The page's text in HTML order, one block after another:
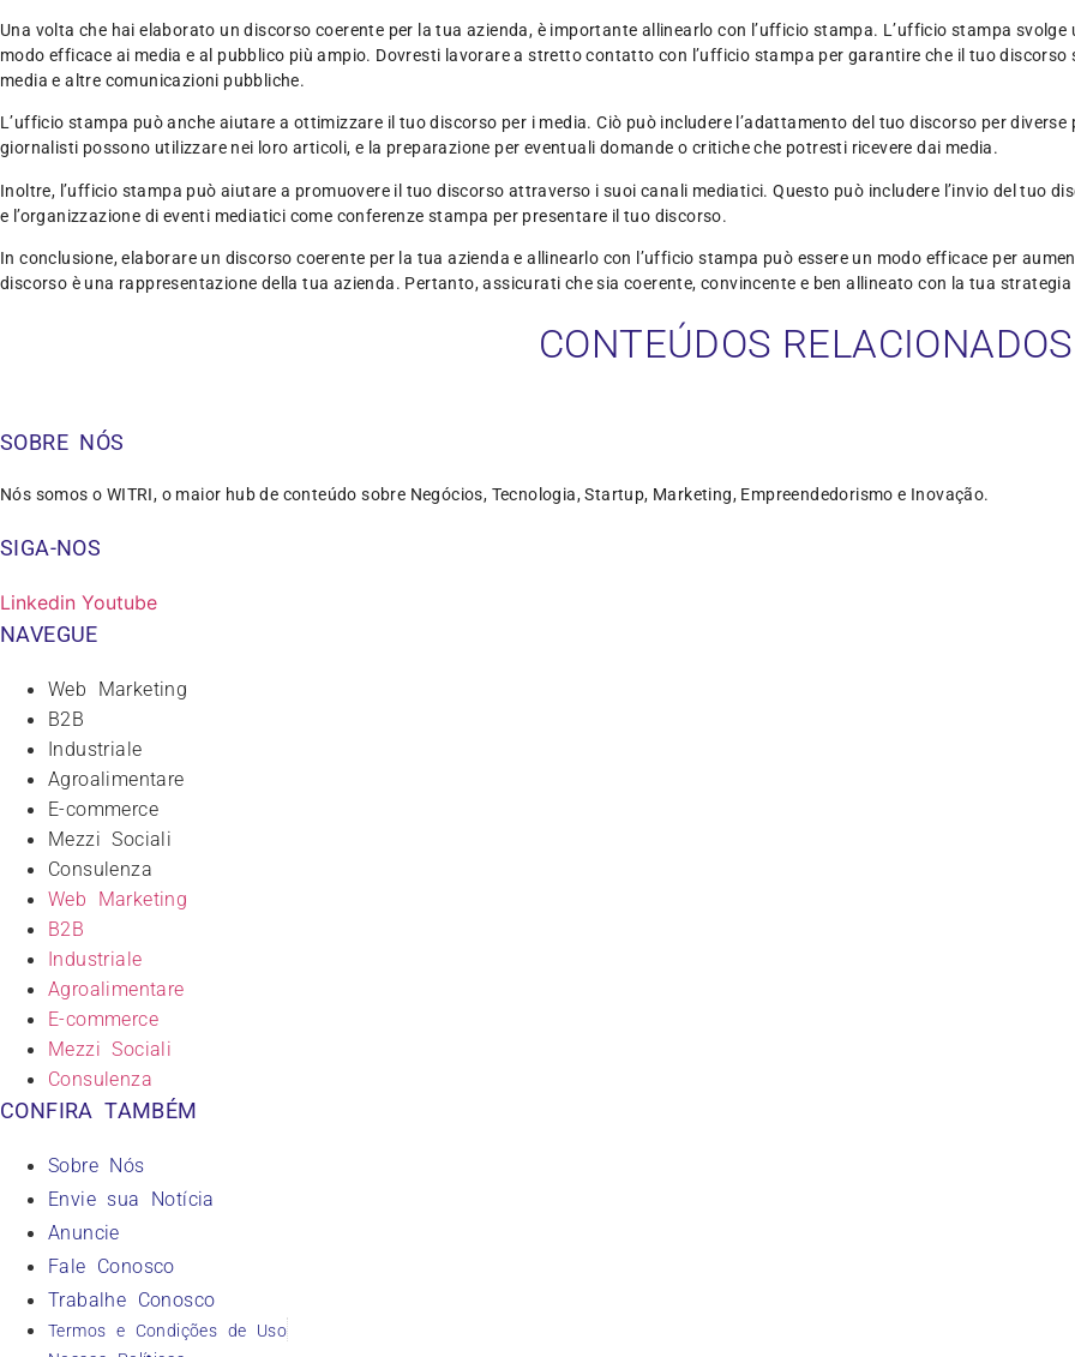
Una volta che hai elaborato un discorso coerente per la tua azienda, è importante allinearlo con l’ufficio stampa. L’ufficio stampa
modo efficace ai media e al pubblico più ampio. Dovresti lavorare a stretto contatto con l’ufficio stampa per garantire che il tuo
media e altre comunicazioni pubbliche.
L’ufficio stampa può anche aiutare a ottimizzare il tuo discorso per i media. Ciò può includere l’adattamento del tuo discorso per
giornalisti possono utilizzare nei loro articoli, e la preparazione per eventuali domande o critiche che potresti ricevere dai media.
Inoltre, l’ufficio stampa può aiutare a promuovere il tuo discorso attraverso i suoi canali mediatici. Questo può includere l’invio del tuo
e l’organizzazione di eventi mediatici come conferenze stampa per presentare il tuo discorso.
In conclusione, elaborare un discorso coerente per la tua azienda e allinearlo con l’ufficio stampa può essere un modo efficace per
discorso è una rappresentazione della tua azienda. Pertanto, assicurati che sia coerente, convincente e ben allineato con la tua
CONTEÚDOS RELACIONADOS
SOBRE NÓS
Nós somos o WITRI, o maior hub de conteúdo sobre Negócios, Tecnologia, Startup, Marketing, Empreendedorismo e Inovação.
SIGA-NOS
Linkedin Youtube
NAVEGUE
Web Marketing
B2B
Industriale
Agroalimentare
E-commerce
Mezzi Sociali
Consulenza
Web Marketing
B2B
Industriale
Agroalimentare
E-commerce
Mezzi Sociali
Consulenza
CONFIRA TAMBÉM
Sobre Nós
Envie sua Notícia
Anuncie
Fale Conosco
Trabalhe Conosco
Termos e Condições de Uso